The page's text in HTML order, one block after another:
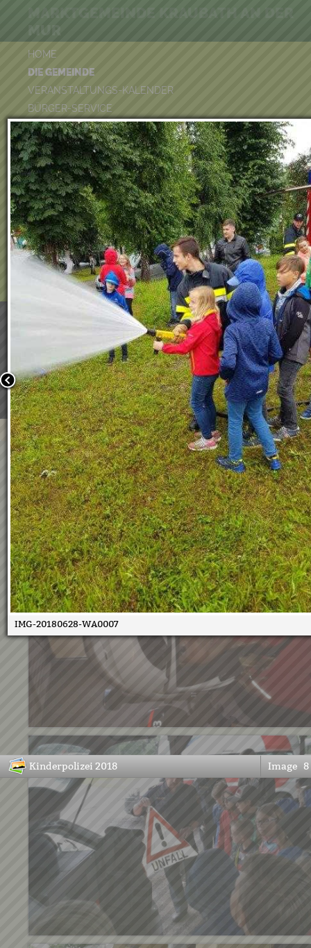
HOME
DIE GEMEINDE
VERANSTALTUNGS-KALENDER
BÜRGER-SERVICE
FREIZEIT & TOURISMUS
UMWELT
WIRTSCHAFT
VEREINE
KINDERGARTEN & KINDERKRIPPE
VOLKSSCHULE
BÜCHEREI
FEUERWEHR
DUATHLON 2026
POOLKALENDER
MUR
Wir verwenden Cookies, um unsere Webseite für Sie
benutzerfreundlich zu gestalten. Wenn Sie fortfahren,
an, dass Sie mit der Verwendung von Cookies auf
einverstanden sind.
Weitere Informationen:Datenschutzerklärung/Cookie-
Bestätigen
Kinderpolizei 2018
02.07.2018
IMG-20180628-WA0007
Kinderpolizei 2018 Image 8